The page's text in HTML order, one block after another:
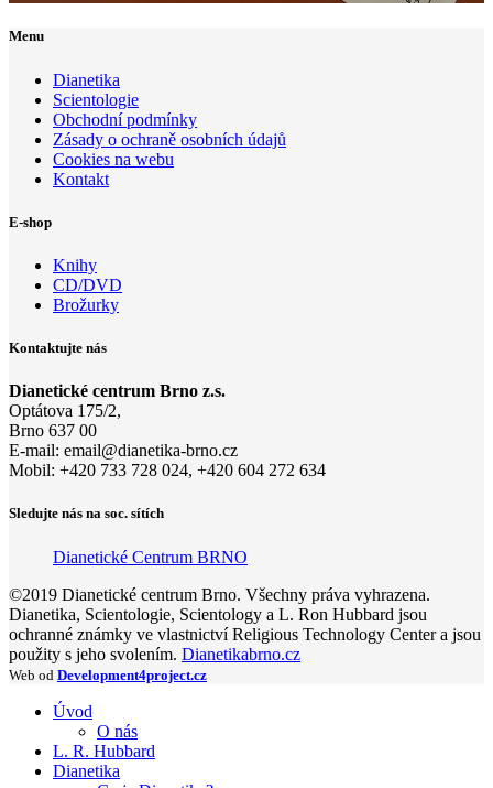
Menu
Dianetika
Scientologie
Obchodní podmínky
Zásady o ochraně osobních údajů
Cookies na webu
Kontakt
E-shop
Knihy
CD/DVD
Brožurky
Kontaktujte nás
Dianetické centrum Brno z.s.
Optátova 175/2,
Brno 637 00
E-mail: email@dianetika-brno.cz
Mobil: +420 733 728 024, +420 604 272 634
Sledujte nás na soc. sítích
Dianetické Centrum BRNO
©2019 Dianetické centrum Brno. Všechny práva vyhrazena.
Dianetika, Scientologie, Scientology a L. Ron Hubbard jsou
ochranné známky ve vlastnictví Religious Technology Center a jsou
použity s jeho svolením. Dianetikabrno.cz
Web od Development4project.cz
Úvod
O nás
L. R. Hubbard
Dianetika